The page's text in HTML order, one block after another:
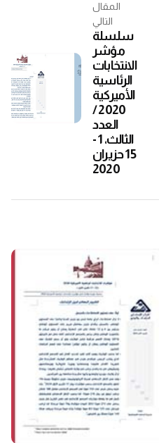
المقال
التالي
سلسلة
مؤشر
الانتخابات
الرئاسية
الأميركية
2020 /
العدد
الثالث، 1 -
15 حزيران
2020